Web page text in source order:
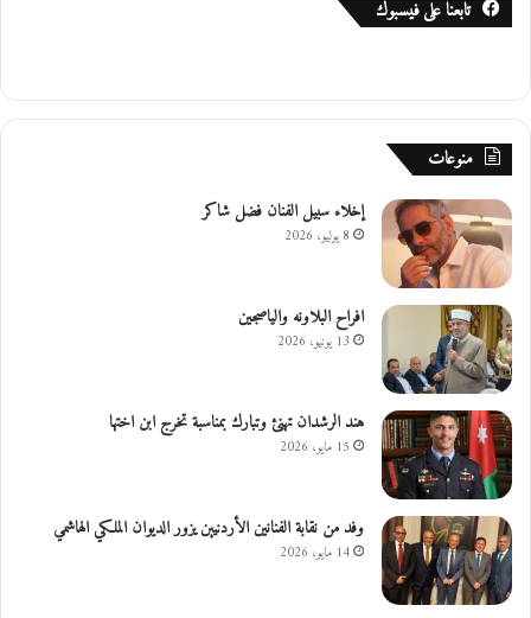
تابعنا على فيسبوك
منوعات
إخلاء سبيل الفنان فضل شاكر
8 يوليو، 2026
افراح البلاونه والياصجين
13 يونيو، 2026
هند الرشدان تهنئ وتبارك بمناسبة تخرج ابن اختها
15 مايو، 2026
وفد من نقابة الفنانين الأردنيين يزور الديوان الملكي الهاشمي
14 مايو، 2026